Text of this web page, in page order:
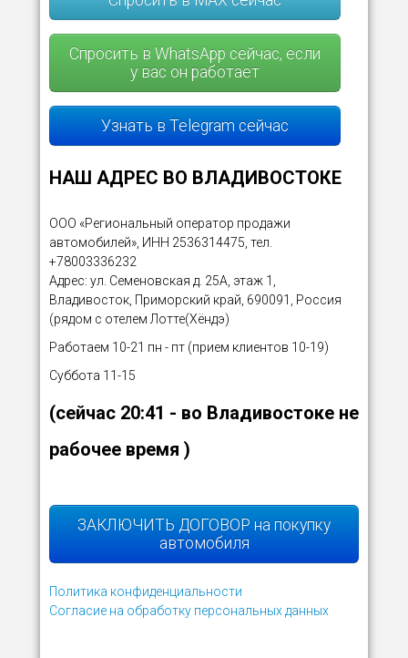
Спросить в WhatsApp сейчас, если
у вас он работает
Узнать в Telegram сейчас
НАШ АДРЕС ВО ВЛАДИВОСТОКЕ
ООО «Региональный оператор продажи
автомобилей», ИНН 2536314475, тел.
+78003336232
Адрес: ул. Семеновская д. 25А, этаж 1,
Владивосток, Приморский край, 690091, Россия
(рядом с отелем Лотте(Хёндэ)
Работаем 10-21 пн - пт (прием клиентов 10-19)
Суббота 11-15
(сейчас 20:41 - во Владивостоке не
рабочее время )
ЗАКЛЮЧИТЬ ДОГОВОР на покупку
автомобиля
Политика конфиденциальности
Согласие на обработку персональных данных